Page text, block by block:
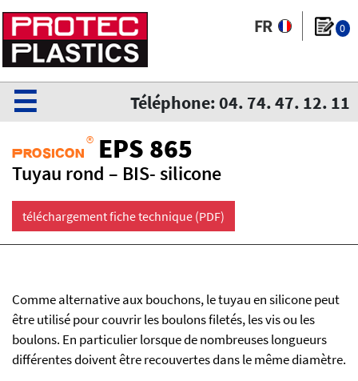
0
Téléphone: 04. 74. 47. 12. 11
☰
Prosicon ® EPS 865
Tuyau rond – BIS- silicone
téléchargement fiche technique (PDF)
Comme alternative aux bouchons, le tuyau en silicone peut
être utilisé pour couvrir les boulons filetés, les vis ou les
boulons. En particulier lorsque de nombreuses longueurs
différentes doivent être recouvertes dans le même diamètre.